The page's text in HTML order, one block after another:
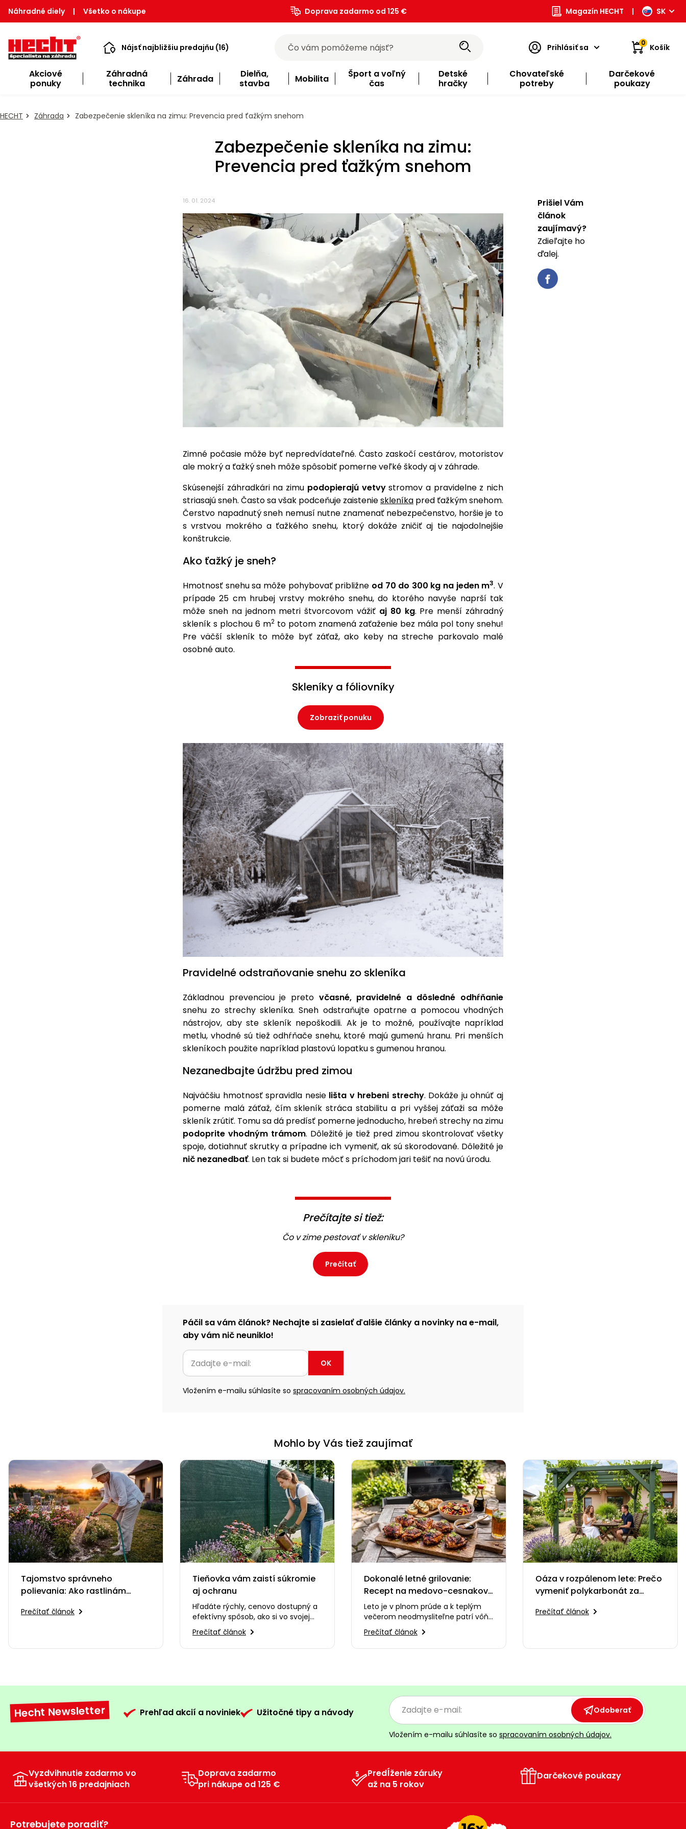
Náhradné diely | Všetko o nákupe Doprava zadarmo od 125 € Magazín HECHT | SK
Nájsť najbližšiu predajňu (16) Prihlásiť sa 0 Košík
Akciové
ponuky
Záhradná
technika
Záhrada
Dielňa,
stavba
Mobilita
Šport a voľný
čas
Detské
hračky
Chovateľské
potreby
Darčekové
poukazy
HECHT Záhrada Zabezpečenie skleníka na zimu: Prevencia pred ťažkým snehom
Zabezpečenie skleníka na zimu:
Prevencia pred ťažkým snehom
16. 01. 2024
Zimné počasie môže byť nepredvídateľné. Často zaskočí cestárov, motoristov
ale mokrý a ťažký sneh môže spôsobiť pomerne veľké škody aj v záhrade.
Skúsenejší záhradkári na zimu podopierajú vetvystromov a pravidelne z nich
striasajú sneh. Často sa však podceňuje zaistenieskleníka pred ťažkým snehom.
Čerstvo napadnutý sneh nemusí nutne znamenať nebezpečenstvo, horšie je to
s vrstvou mokrého a ťažkého snehu, ktorý dokáže zničiť aj tie najodolnejšie
konštrukcie.
Ako ťažký je sneh?
Hmotnosť snehu sa môže pohybovať približne od 70 do 300 kg na jeden m3. V
prípade 25 cm hrubej vrstvy mokrého snehu, do ktorého navyše naprší tak
môže sneh na jednom metri štvorcovom vážiť aj 80 kg. Pre menší záhradný
skleník s plochou 6 m2 to potom znamená zaťaženie bez mála pol tony snehu!
Pre väčší skleník to môže byť záťaž, ako keby na streche parkovalo malé
osobné auto.
Skleníky a fóliovníky
Zobraziť ponuku
Pravidelné odstraňovanie snehu zo skleníka
Základnou prevenciou je preto včasné, pravidelné a dôsledné odhŕňanie
snehu zo strechy skleníka. Sneh odstraňujte opatrne a pomocou vhodných
nástrojov, aby ste skleník nepoškodili. Ak je to možné, používajte napríklad
metlu, vhodné sú tiež odhŕňače snehu, ktoré majú gumenú hranu. Pri menších
skleníkoch použite napríklad plastovú lopatku s gumenou hranou.
Nezanedbajte údržbu pred zimou
Najväčšiu hmotnosť spravidla nesie lišta v hrebeni strechy. Dokáže ju ohnúť aj
pomerne malá záťaž, čím skleník stráca stabilitu a pri vyššej záťaži sa môže
skleník zrútiť. Tomu sa dá predísť pomerne jednoducho, hrebeň strechy na zimu
podoprite vhodným trámom. Dôležité je tiež pred zimou skontrolovať všetky
spoje, dotiahnuť skrutky a prípadne ich vymeniť, ak sú skorodované. Dôležité je
nič nezanedbať. Len tak si budete môcť s príchodom jari tešiť na novú úrodu.
Prečítajte si tiež:
Čo v zime pestovať v skleníku?
Prečítať
Páčil sa vám článok? Nechajte si zasielať ďalšie články a novinky na e-mail,
aby vám nič neuniklo!
OK
Vložením e-mailu súhlasíte so spracovaním osobných údajov.
Prišiel Vám
článok
zaujímavý?
Zdieľajte ho
ďalej.
Mohlo by Vás tiež zaujímať
Tajomstvo správneho
polievania: Ako rastlinám
Prečítať článok
Tieňovka vám zaistí súkromie
aj ochranu
Hľadáte rýchly, cenovo dostupný a
efektívny spôsob, ako si vo svojej
záhrade vytvoriť dokonalé
súkromie? Alebo…
Prečítať článok
Dokonalé letné grilovanie:
Recept na medovo-cesnakové
kuracie stehná, ktoré si
zamilujete
Leto je v plnom prúde a k teplým
večerom neodmysliteľne patrí vôňa
dreveného uhlia, praskanie ohňa a
smiech s priateľmi…
Prečítať článok
Oáza v rozpálenom lete: Prečo
vymeniť polykarbonát za
Prečítať článok
Hecht Newsletter Prehľad akcií a noviniek Užitočné tipy a návody Odoberať
Vložením e-mailu súhlasíte so spracovaním osobných údajov.
Vyzdvihnutie zadarmo vo
všetkých 16 predajniach
Doprava zadarmo
pri nákupe od 125 €
Predĺženie záruky
až na 5 rokov
Darčekové poukazy
Potrebujete poradiť?